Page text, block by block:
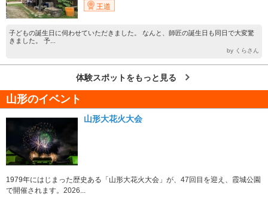
王道
子どもの誕生日に伺わせていただきました。 なんと、師匠の誕生日も同日で大変驚
きました。 予...
by くらさん
体験スポットをもっと見る
山形のイベント
山形大花火大会
1979年にはじまった歴史ある「山形大花火大会」が、47回目を迎え、霞城公園
で開催されます。2026...